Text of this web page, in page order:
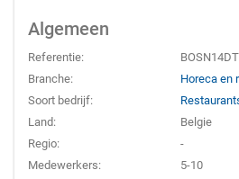
Algemeen
Referentie:
Branche:
Horeca en
Soort bedrijf:
Land:
Belgie
Regio:
-
Medewerkers:
5-10